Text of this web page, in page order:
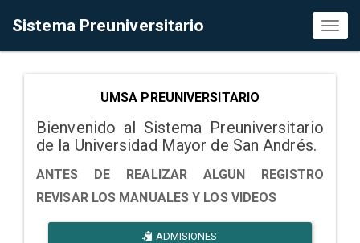
Sistema Preuniversitario
UMSA PREUNIVERSITARIO
Bienvenido al Sistema Preuniversitario
de la Universidad Mayor de San Andrés.
ANTES DE REALIZAR ALGUN REGISTRO
REVISAR LOS MANUALES Y LOS VIDEOS
ADMISIONES